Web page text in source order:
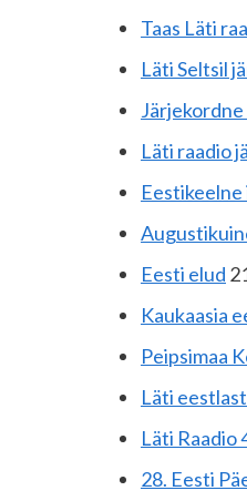
Taas Läti
Läti Seltsil
Järjekordne
Läti raadio
Eestikeelne
Eesti elud
Kaukaasia
Peipsimaa
Läti
Läti Raadio
28. Eesti